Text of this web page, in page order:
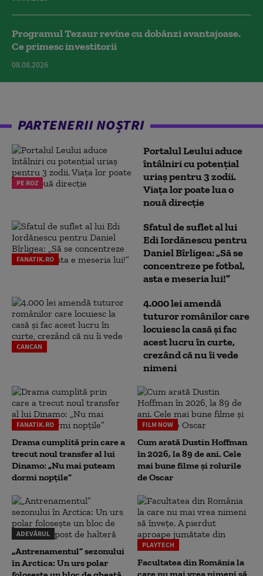
Programul Tezaur revine cu dobânzi avantajoase.
Ce primesc investitorii
08.08.2026
PARTENERII NOȘTRI
PE ROZ
Portalul Leului aduce
întâlniri cu potențial
uriaș pentru 3 zodii.
Viața lor poate lua o
nouă direcție
FANATIK.RO
Sfatul de suflet al lui
Edi Iordănescu pentru
Daniel Bîrligea: „Să se
concentreze pe fotbal,
asta e meseria lui!”
CANCAN
4.000 lei amendă
tuturor românilor care
locuiesc la casă și fac
acest lucru în curte,
crezând că nu îi vede
nimeni
FANATIK.RO
Drama cumplită prin care a
trecut noul transfer al lui
Dinamo: „Nu mai puteam
dormi nopțile”
FILM NOW
Cum arată Dustin Hoffman
în 2026, la 89 de ani. Cele
mai bune filme și rolurile
de Oscar
ADEVĂRUL
„Antrenamentul” sezonului
în Arctica: Un urs polar
PLAYTECH
Facultatea din România la
care nu mai vrea nimeni să